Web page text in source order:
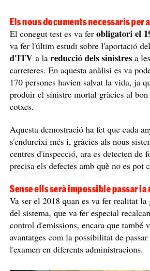
Els nous documents necessaris per
El conegut test es va fer obligatori el
va fer l'últim estudi sobre l'aportació
d'ITV a la reducció dels sinistres a
carreteres. En aquesta anàlisi es va
170 persones havien salvat la vida, ja
produir el sinistre mortal gràcies al bon
cotxes.